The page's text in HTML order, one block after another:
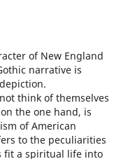
of New England
narrative is
think of themselves
the one hand, is
of American
to the peculiarities
fit a spiritual life into